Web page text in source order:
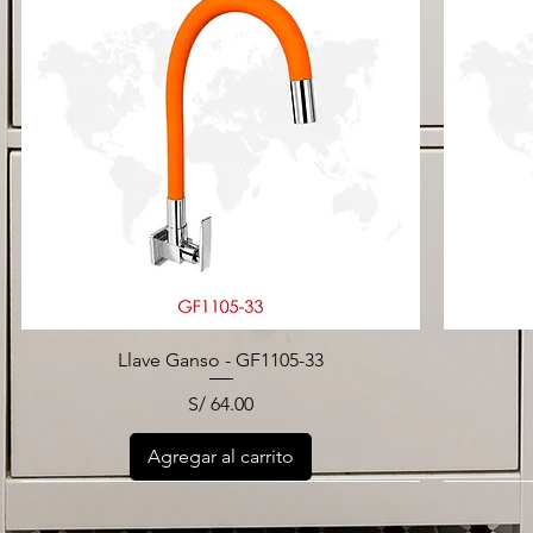
Llave Ganso - GF1105-33
Precio
S/ 64.00
Agregar al carrito